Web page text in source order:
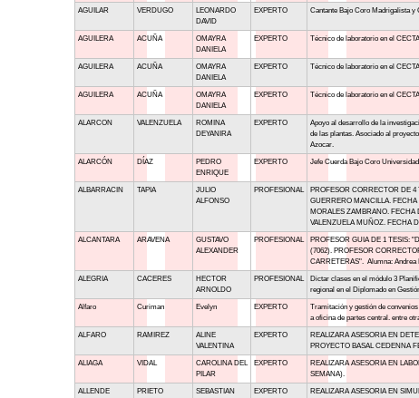
AGUILAR VERDUGO
LEONARDO
DAVID
EXPERTO Cantante Bajo Coro Madrigalista y
AGUILERA ACUÑA
OMAYRA
DANIELA
EXPERTO Técnico de laboratorio en el
AGUILERA ACUÑA
OMAYRA
DANIELA
EXPERTO Técnico de laboratorio en el
AGUILERA ACUÑA
OMAYRA
DANIELA
EXPERTO Técnico de laboratorio en el
ALARCON VALENZUELA
ROMINA
DEYANIRA
EXPERTO
Apoyo al desarrollo de la
de las plantas. Asociado al
Azocar.
ALARCÓN DÍAZ
PEDRO
ENRIQUE
EXPERTO Jefe Cuerda Bajo Coro
ALBARRACIN TAPIA
JULIO
ALFONSO
PROFESIONAL
PROFESOR CORRECTOR DE 4
GUERRERO MANCILLA. FECHA
MORALES ZAMBRANO. FECHA
VALENZUELA MUÑOZ. FECHA
ALCANTARA ARAVENA
GUSTAVO
ALEXANDER
PROFESIONAL
PROFESOR GUIA DE 1 TESIS:
(7062). PROFESOR
CARRETERAS". Alumna: Andrea
ALEGRIA CACERES
HECTOR
ARNOLDO
PROFESIONAL
Dictar clases en el módulo 3
regional en el Diplomado en
Alfaro Curiman Evelyn EXPERTO
Tramitación y gestión de
a oficina de partes central. entre
ALFARO RAMIREZ
ALINE
VALENTINA
EXPERTO
REALIZARA ASESORIA EN
PROYECTO BASAL CEDENNA
ALIAGA VIDAL
CAROLINA DEL
PILAR
EXPERTO
REALIZARA ASESORIA EN
SEMANA).
ALLENDE PRIETO
SEBASTIAN
EXPERTO
REALIZARA ASESORIA EN